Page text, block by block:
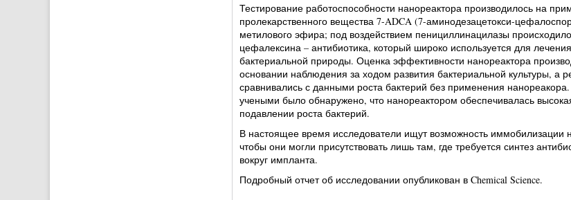
Тестирование работоспособности нанореактора производилось на
пролекарственного вещества 7-ADCA (7-аминодезацетокси-
метилового эфира; под воздействием пенициллинацилазы
цефалексина – антибиотика, который широко используется для
бактериальной природы. Оценка эффективности нанореактора
основании наблюдения за ходом развития бактериальной культуры, а
сравнивались с данными роста бактерий без применения нанореакора.
учеными было обнаружено, что нанореактором обеспечивалась
подавлении роста бактерий.
В настоящее время исследователи ищут возможность иммобилизации
чтобы они могли присутствовать лишь там, где требуется синтез
вокруг импланта.
Подробный отчет об исследовании опубликован в Chemical Science.